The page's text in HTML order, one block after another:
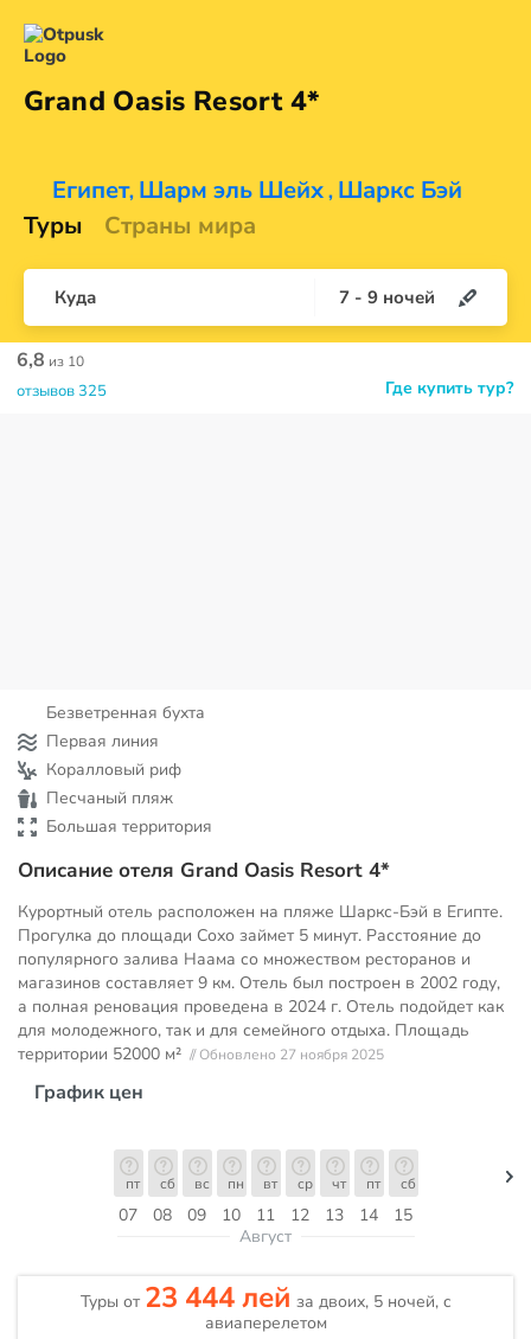
Grand Oasis Resort 4*
Египет, Шарм эль Шейх , Шаркс Бэй
Туры
Страны мира
Куда 7 - 9 ночей
Где купить тур?
6,8 из 10
отзывов 325
Безветренная бухта
Первая линия
Коралловый риф
Песчаный пляж
Большая территория
Описание отеля Grand Oasis Resort 4*
Курортный отель расположен на пляже Шаркс-Бэй в Египте.
Прогулка до площади Сохо займет 5 минут. Расстояние до
популярного залива Наама со множеством ресторанов и
магазинов составляет 9 км. Отель был построен в 2002 году,
а полная реновация проведена в 2024 г. Отель подойдет как
для молодежного, так и для семейного отдыха. Площадь
территории 52000 м² // Обновлено 27 ноября 2025
График цен
07
пт
08
сб
09
вс
10
пн
11
вт
12
ср
13
чт
14
пт
15
сб
Август
Туры от 23 444 лей за двоих, 5 ночей, c
авиаперелетом